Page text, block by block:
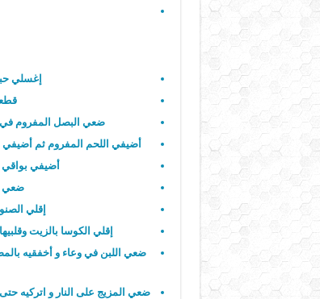
إغسلي
ضعي البصل المفروم في
أضيفي اللحم المفروم ثم أضيفي
أضيفي بواقي
ضعي
إقلي
إقلي الكوسا بالزيت
ضعي اللبن في وعاء و أخفقيه
ضعي المزيج على النار و اتركيه